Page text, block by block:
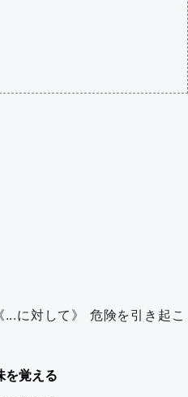
に対して》 危険を引き起こ
を覚える